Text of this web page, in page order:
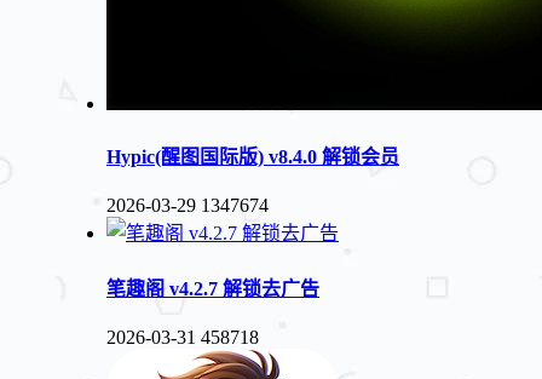
Hypic(醒图国际版) v8.4.0 解锁会员
2026-03-29 1347674
笔趣阁 v4.2.7 解锁去广告
2026-03-31 458718